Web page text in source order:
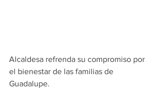
Alcaldesa refrenda su compromiso por
el bienestar de las familias de
Guadalupe.